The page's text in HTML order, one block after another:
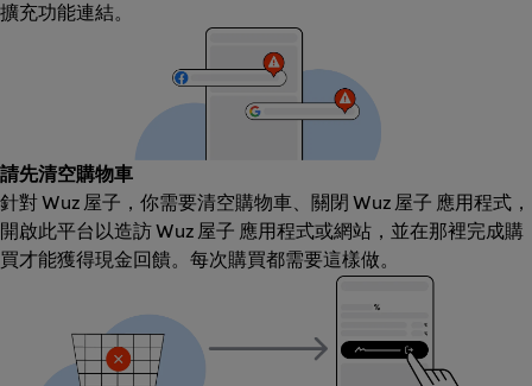
擴充功能連結。
請先清空購物車
針對 Wuz 屋子，你需要清空購物車、關閉 Wuz 屋子 應用程式，
開啟此平台以造訪 Wuz 屋子 應用程式或網站，並在那裡完成購
買才能獲得現金回饋。每次購買都需要這樣做。